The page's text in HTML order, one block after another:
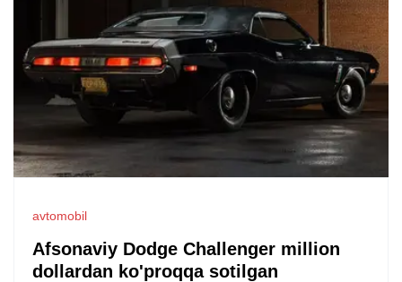
avtomobil
Afsonaviy Dodge Challenger million
dollardan ko'proqqa sotilgan